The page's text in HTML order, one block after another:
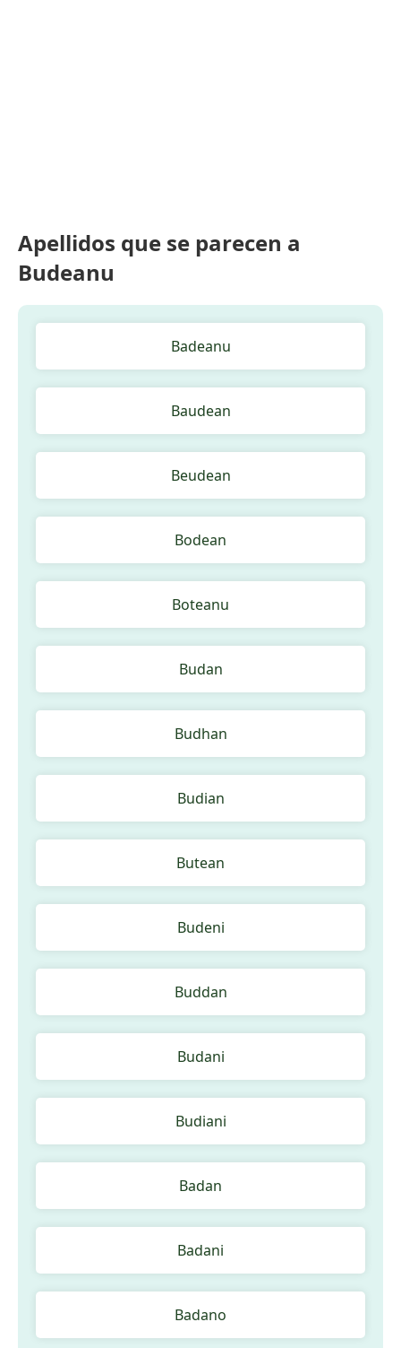
Apellidos que se parecen a
Budeanu
Badeanu
Baudean
Beudean
Bodean
Boteanu
Budan
Budhan
Budian
Butean
Budeni
Buddan
Budani
Budiani
Badan
Badani
Badano